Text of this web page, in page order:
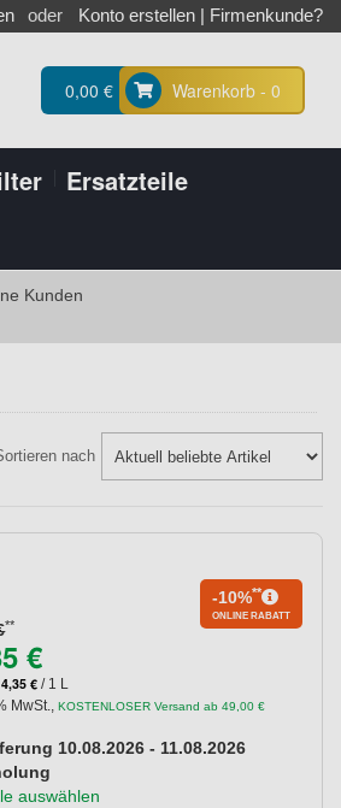
Konto erstellen | Firmenkunde?
0,00 € Warenkorb - 0
Ersatzteile
Kunden
nach
**
-10%**
ONLINE RABATT
€
€ / 1 L
MwSt.,KOSTENLOSER Versand ab 49,00 €
10.08.2026 - 11.08.2026
auswählen